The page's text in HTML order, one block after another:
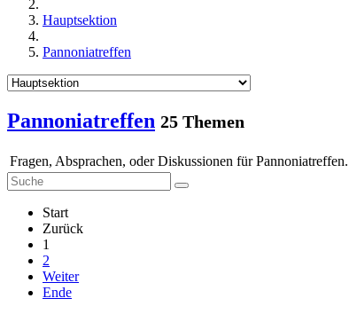
Hauptsektion
Pannoniatreffen
Pannoniatreffen 25 Themen
Fragen, Absprachen, oder Diskussionen für Pannoniatreffen.
Start
Zurück
1
2
Weiter
Ende